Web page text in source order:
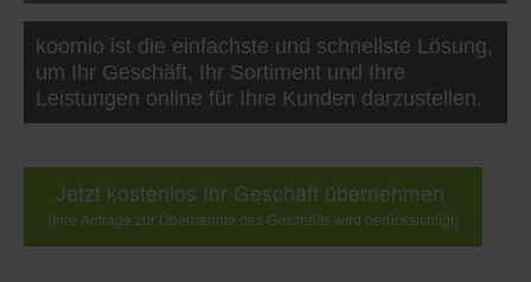
koomio ist die einfachste und schnellste Lösung,
um Ihr Geschäft, Ihr Sortiment und Ihre
Leistungen online für Ihre Kunden darzustellen.
Jetzt kostenlos Ihr Geschäft übernehmen
(Ihre Anfrage zur Übernahme des Geschäfts wird berücksichtigt)